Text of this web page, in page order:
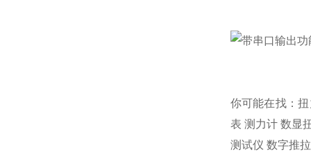
你可能在找：
表 测力计 数显
测试仪 数字推